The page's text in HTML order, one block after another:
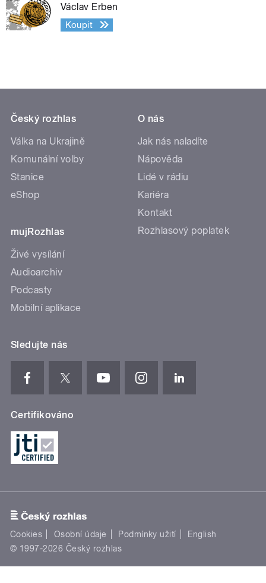
Václav Erben
Koupit
Český rozhlas
Válka na Ukrajině
Komunální volby
Stanice
eShop
mujRozhlas
Živé vysílání
Audioarchiv
Podcasty
Mobilní aplikace
O nás
Jak nás naladíte
Nápověda
Lidé v rádiu
Kariéra
Kontakt
Rozhlasový poplatek
Sledujte nás
Certifikováno
Cookies Osobní údaje Podmínky užití
English
© 1997-2026 Český rozhlas